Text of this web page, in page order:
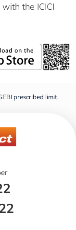
with the ICICI
prescribed limit.